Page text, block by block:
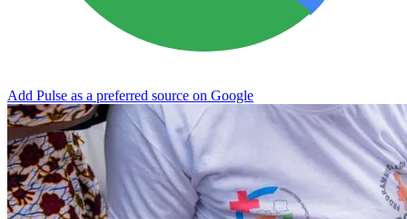
Add Pulse as a preferred source on Google